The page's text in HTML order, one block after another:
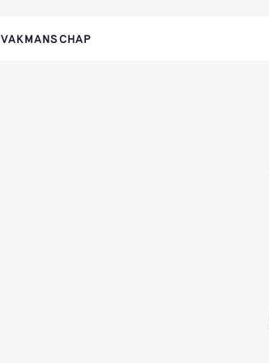
VAKMANSCHAP